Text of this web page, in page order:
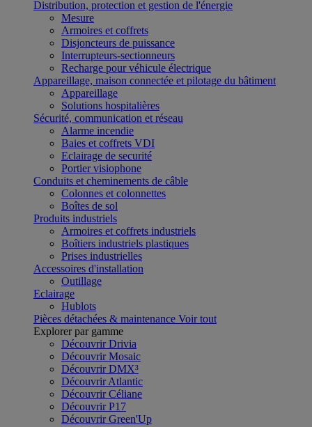
Distribution, protection et gestion de l'énergie
Mesure
Armoires et coffrets
Disjoncteurs de puissance
Interrupteurs-sectionneurs
Recharge pour véhicule électrique
Appareillage, maison connectée et pilotage du bâtiment
Appareillage
Solutions hospitalières
Sécurité, communication et réseau
Alarme incendie
Baies et coffrets VDI
Eclairage de securité
Portier visiophone
Conduits et cheminements de câble
Colonnes et colonnettes
Boîtes de sol
Produits industriels
Armoires et coffrets industriels
Boîtiers industriels plastiques
Prises industrielles
Accessoires d'installation
Outillage
Eclairage
Hublots
Pièces détachées & maintenance Voir tout
Explorer par gamme
Découvrir Drivia
Découvrir Mosaic
Découvrir DMX³
Découvrir Atlantic
Découvrir Céliane
Découvrir P17
Découvrir Green'Up